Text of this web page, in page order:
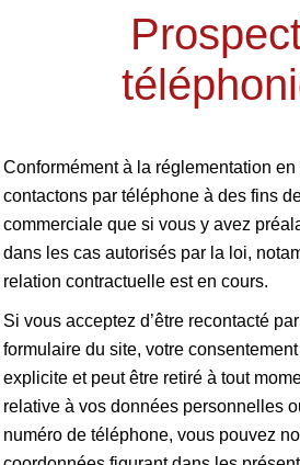
Conformément à la réglementation
contactons par téléphone à des fins
commerciale que si vous y avez
dans les cas autorisés par la loi,
relation contractuelle est en cours.
Si vous acceptez d’être recontacté
formulaire du site, votre
explicite et peut être retiré à tout
relative à vos données personnelles
numéro de téléphone, vous pouvez